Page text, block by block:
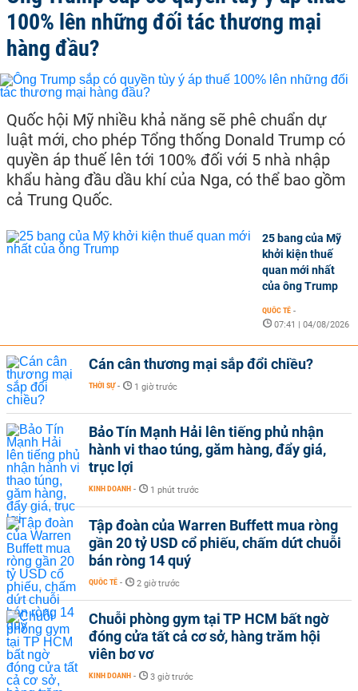
100% lên những đối tác thương mại
hàng đầu?
Quốc hội Mỹ nhiều khả năng sẽ phê chuẩn dự
luật mới, cho phép Tổng thống Donald Trump có
quyền áp thuế lên tới 100% đối với 5 nhà nhập
khẩu hàng đầu dầu khí của Nga, có thể bao gồm
cả Trung Quốc.
25 bang của Mỹ
khởi kiện thuế
quan mới nhất
của ông Trump
QUỐC TẾ -
07:41 | 04/08/2026
Cán cân thương mại sắp đổi chiều?
THỜI SỰ - 1 giờ trước
Bảo Tín Mạnh Hải lên tiếng phủ nhận
hành vi thao túng, găm hàng, đẩy giá,
trục lợi
KINH DOANH - 1 phút trước
Tập đoàn của Warren Buffett mua ròng
gần 20 tỷ USD cổ phiếu, chấm dứt chuỗi
bán ròng 14 quý
QUỐC TẾ - 2 giờ trước
Chuỗi phòng gym tại TP HCM bất ngờ
đóng cửa tất cả cơ sở, hàng trăm hội
viên bơ vơ
KINH DOANH - 3 giờ trước